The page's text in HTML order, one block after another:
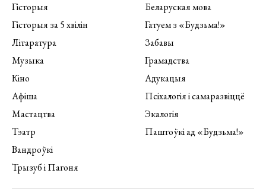
Гісторыя
Гісторыя за 5 хвілін
Літаратура
Музыка
Кіно
Афіша
Мастацтва
Тэатр
Вандроўкі
Трызуб і Пагоня
Беларуская мова
Гатуем з «Будзьма!»
Забавы
Грамадства
Адукацыя
Псіхалогія і самаразвіццё
Экалогія
Паштоўкі ад «Будзьма!»